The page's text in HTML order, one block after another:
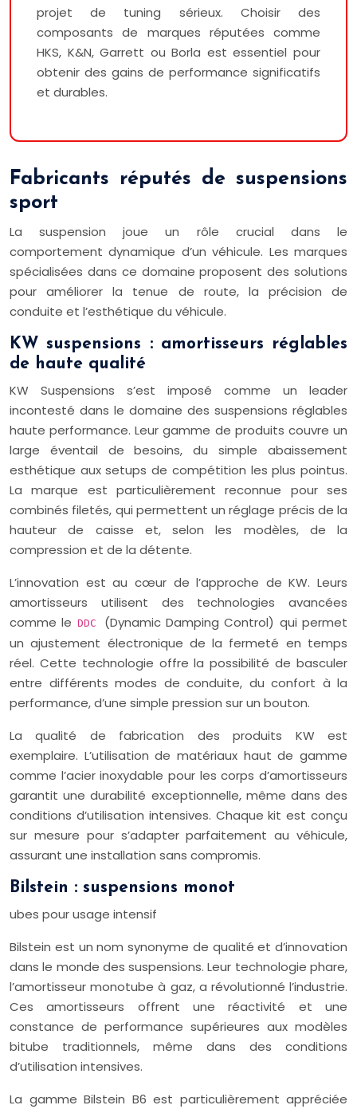
projet de tuning sérieux. Choisir des
composants de marques réputées comme
HKS, K&N, Garrett ou Borla est essentiel pour
obtenir des gains de performance significatifs
et durables.
Fabricants réputés de suspensions
sport
La suspension joue un rôle crucial dans le
comportement dynamique d’un véhicule. Les marques
spécialisées dans ce domaine proposent des solutions
pour améliorer la tenue de route, la précision de
conduite et l’esthétique du véhicule.
KW suspensions : amortisseurs réglables
de haute qualité
KW Suspensions s’est imposé comme un leader
incontesté dans le domaine des suspensions réglables
haute performance. Leur gamme de produits couvre un
large éventail de besoins, du simple abaissement
esthétique aux setups de compétition les plus pointus.
La marque est particulièrement reconnue pour ses
combinés filetés, qui permettent un réglage précis de la
hauteur de caisse et, selon les modèles, de la
compression et de la détente.
L’innovation est au cœur de l’approche de KW. Leurs
amortisseurs utilisent des technologies avancées
comme le DDC (Dynamic Damping Control) qui permet
un ajustement électronique de la fermeté en temps
réel. Cette technologie offre la possibilité de basculer
entre différents modes de conduite, du confort à la
performance, d’une simple pression sur un bouton.
La qualité de fabrication des produits KW est
exemplaire. L’utilisation de matériaux haut de gamme
comme l’acier inoxydable pour les corps d’amortisseurs
garantit une durabilité exceptionnelle, même dans des
conditions d’utilisation intensives. Chaque kit est conçu
sur mesure pour s’adapter parfaitement au véhicule,
assurant une installation sans compromis.
Bilstein : suspensions monot
ubes pour usage intensif
Bilstein est un nom synonyme de qualité et d’innovation
dans le monde des suspensions. Leur technologie phare,
l’amortisseur monotube à gaz, a révolutionné l’industrie.
Ces amortisseurs offrent une réactivité et une
constance de performance supérieures aux modèles
bitube traditionnels, même dans des conditions
d’utilisation intensives.
La gamme Bilstein B6 est particulièrement appréciée